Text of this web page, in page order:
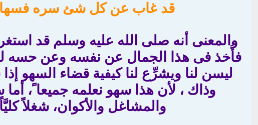
قد غاب عن كل شئ سره فسها
والمعنى أنه صلى الله عليه وسلم قد
فأُخذ فى هذا الجمال عن نفسه وعن حسه
ليسن لنا ويشرِّع لنا كيفية قضاء السهو
وذاك ، لأن هذا سهو نعلمه جميعا ً،
والمشاغل والأكوان، شغلاً